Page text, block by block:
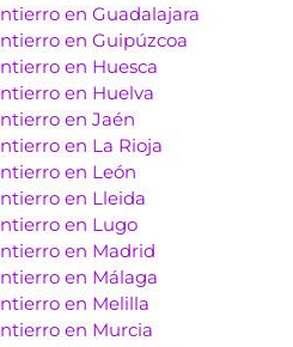
en Guadalajara
en Guipúzcoa
en Huesca
en Huelva
en Jaén
en La Rioja
en León
en Lleida
en Lugo
en Madrid
en Málaga
en Melilla
en Murcia